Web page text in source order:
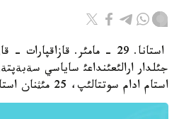
استام ادام سوتتالئپ، 25 مئثنان استامئ اتئلدئ.